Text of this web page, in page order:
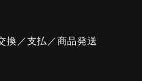
換／支払／商品発送